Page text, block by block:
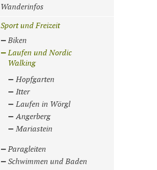
Wanderinfos
Sport und Freizeit
Biken
Laufen und Nordic
Walking
Hopfgarten
Itter
Laufen in Wörgl
Angerberg
Mariastein
Paragleiten
Schwimmen und Baden